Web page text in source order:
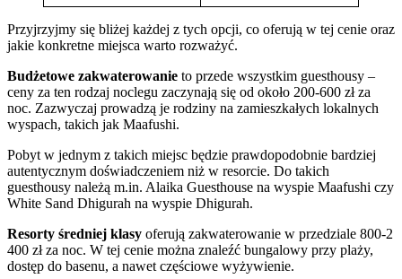
Przyjrzyjmy się bliżej każdej z tych opcji, co oferują w tej cenie oraz
jakie konkretne miejsca warto rozważyć.
Budżetowe zakwaterowanie to przede wszystkim guesthousy –
ceny za ten rodzaj noclegu zaczynają się od około 200-600 zł za
noc. Zazwyczaj prowadzą je rodziny na zamieszkałych lokalnych
wyspach, takich jak Maafushi.
Pobyt w jednym z takich miejsc będzie prawdopodobnie bardziej
autentycznym doświadczeniem niż w resorcie. Do takich
guesthousy należą m.in. Alaika Guesthouse na wyspie Maafushi czy
White Sand Dhigurah na wyspie Dhigurah.
Resorty średniej klasy oferują zakwaterowanie w przedziale 800-2
400 zł za noc. W tej cenie można znaleźć bungalowy przy plaży,
dostęp do basenu, a nawet częściowe wyżywienie.